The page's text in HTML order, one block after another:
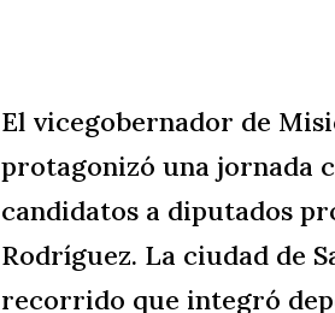
El vicegobernador de
protagonizó una jornada
candidatos a diputados
Rodríguez. La ciudad de
recorrido que integró